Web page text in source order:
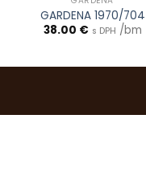
GARDENA 1970/704
38.00 € s DPH /bm